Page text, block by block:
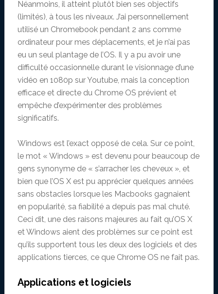
Néanmoins, il atteint plutôt bien ses objectifs
(limités), à tous les niveaux. J’ai personnellement
utilisé un Chromebook pendant 2 ans comme
ordinateur pour mes déplacements, et je n’ai pas
eu un seul plantage de l’OS. Il y a pu avoir une
difficulté occasionnelle durant le visionnage d’une
vidéo en 1080p sur Youtube, mais la conception
efficace et directe du Chrome OS prévient et
empêche d’expérimenter des problèmes
significatifs.
Windows est l’exact opposé de cela. Sur ce point,
le mot « Windows » est devenu pour beaucoup de
gens synonyme de « s’arracher les cheveux », et
bien que l’OS X est pu apprécier quelques années
sans obstacles lorsque les Macbooks gagnaient
en popularité, sa fiabilité a depuis pas mal chuté.
Ceci dit, une des raisons majeures au fait qu’OS X
et Windows aient des problèmes sur ce point est
qu’ils supportent tous les deux des logiciels et des
applications tierces, ce que Chrome OS ne fait pas.
Applications et logiciels